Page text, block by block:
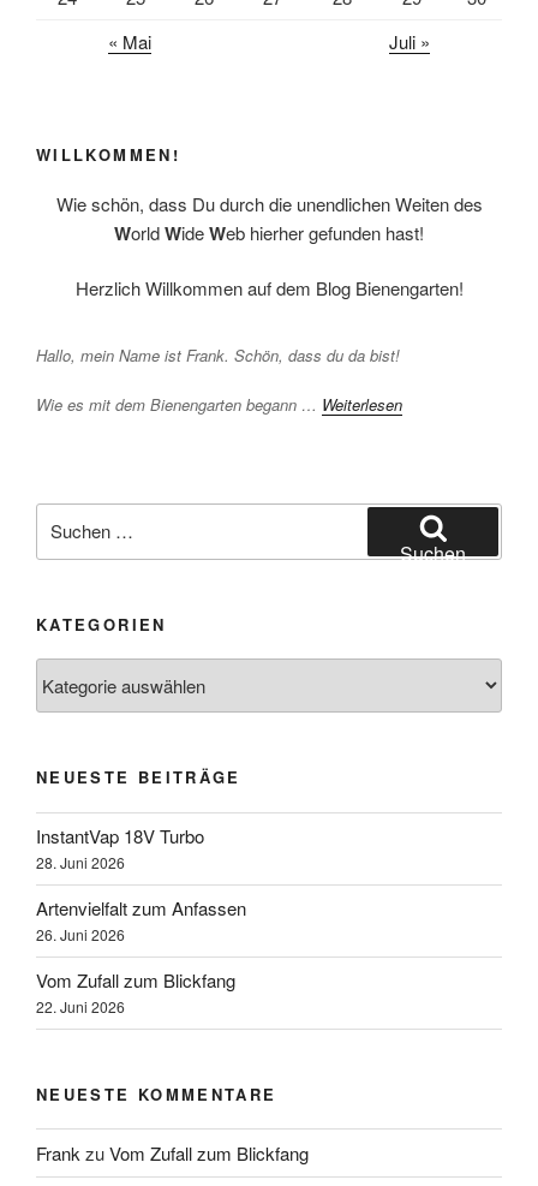
« Mai
Juli »
WILLKOMMEN!
Wie schön, dass Du durch die unendlichen Weiten des
WorldWideWeb hierher gefunden hast!
Herzlich Willkommen auf dem Blog Bienengarten!
Hallo, mein Name ist Frank. Schön, dass du da bist!
Wie es mit dem Bienengarten begann … Weiterlesen
nach:
Suchen
KATEGORIEN
NEUESTE BEITRÄGE
InstantVap 18V Turbo
28. Juni 2026
Artenvielfalt zum Anfassen
26. Juni 2026
Vom Zufall zum Blickfang
22. Juni 2026
NEUESTE KOMMENTARE
Frank zuVom Zufall zum Blickfang